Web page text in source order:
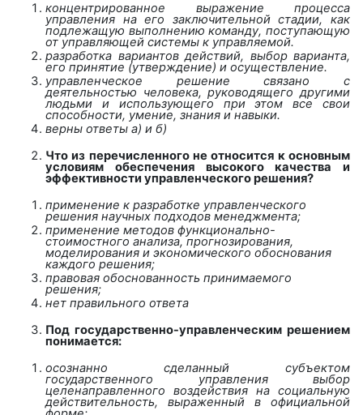
концентрированное выражение процесса
управления на его заключительной стадии, как
подлежащую выполнению команду, поступающую
от управляющей системы к управляемой.
разработка вариантов действий, выбор варианта,
его принятие (утверждение) и осуществление.
управленческое решение связано с
деятельностью человека, руководящего другими
людьми и использующего при этом все свои
способности, умение, знания и навыки.
верны ответы а) и б)
Что из перечисленного не относится к основным
условиям обеспечения высокого качества и
эффективности управленческого решения?
применение к разработке управленческого
решения научных подходов менеджмента;
применение методов функционально-
стоимостного анализа, прогнозирования,
моделирования и экономического обоснования
каждого решения;
правовая обоснованность принимаемого
решения;
нет правильного ответа
Под государственно-управленческим решением
понимается:
осознанно сделанный субъектом
государственного управления выбор
целенаправленного воздействия на социальную
действительность, выраженный в официальной